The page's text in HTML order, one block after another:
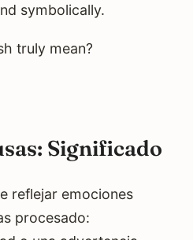
symbolically.
truly mean?
Significado
reflejar emociones
procesado: